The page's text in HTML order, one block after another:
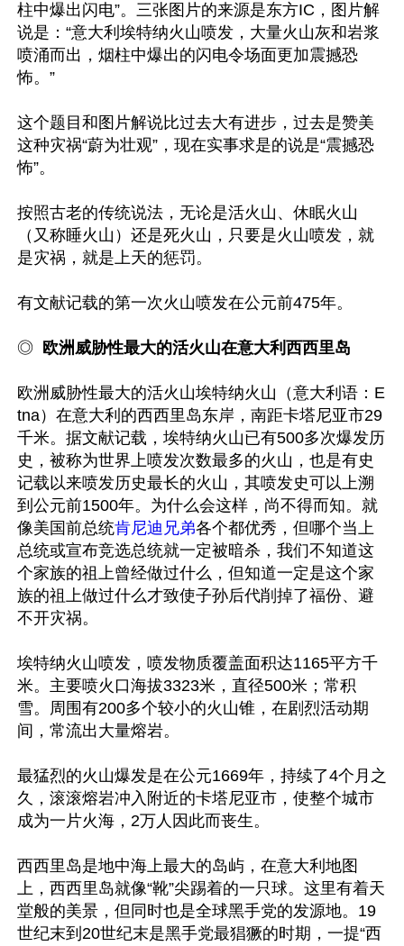
柱中爆出闪电”。三张图片的来源是东方IC，图片解
说是：“意大利埃特纳火山喷发，大量火山灰和岩浆
喷涌而出，烟柱中爆出的闪电令场面更加震撼恐
怖。”
这个题目和图片解说比过去大有进步，过去是赞美
这种灾祸“蔚为壮观”，现在实事求是的说是“震撼恐
怖”。
按照古老的传统说法，无论是活火山、休眠火山
（又称睡火山）还是死火山，只要是火山喷发，就
是灾祸，就是上天的惩罚。
有文献记载的第一次火山喷发在公元前475年。
◎ 欧洲威胁性最大的活火山在意大利西西里岛
欧洲威胁性最大的活火山埃特纳火山（意大利语：E
tna）在意大利的西西里岛东岸，南距卡塔尼亚市29
千米。据文献记载，埃特纳火山已有500多次爆发历
史，被称为世界上喷发次数最多的火山，也是有史
记载以来喷发历史最长的火山，其喷发史可以上溯
到公元前1500年。为什么会这样，尚不得而知。就
像美国前总统肯尼迪兄弟各个都优秀，但哪个当上
总统或宣布竞选总统就一定被暗杀，我们不知道这
个家族的祖上曾经做过什么，但知道一定是这个家
族的祖上做过什么才致使子孙后代削掉了福份、避
不开灾祸。
埃特纳火山喷发，喷发物质覆盖面积达1165平方千
米。主要喷火口海拔3323米，直径500米；常积
雪。周围有200多个较小的火山锥，在剧烈活动期
间，常流出大量熔岩。
最猛烈的火山爆发是在公元1669年，持续了4个月之
久，滚滚熔岩冲入附近的卡塔尼亚市，使整个城市
成为一片火海，2万人因此而丧生。
西西里岛是地中海上最大的岛屿，在意大利地图
上，西西里岛就像“靴”尖踢着的一只球。这里有着天
堂般的美景，但同时也是全球黑手党的发源地。19
世纪末到20世纪末是黑手党最猖獗的时期，一提“西